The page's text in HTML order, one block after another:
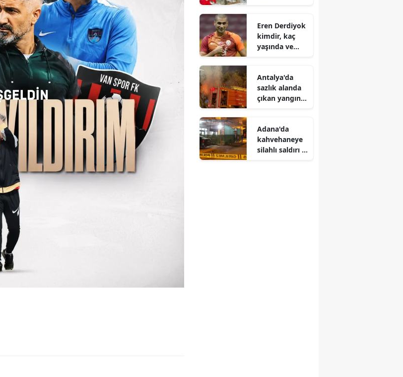
Kars
Kastamonu
Kayseri
Kırklareli
Kırşehir
Kocaeli
Konya
Kütahya
Malatya
Manisa
Kahramanmaraş
Mardin
Muğla
Muş
Eren Derdiyok
kimdir, kaç
yaşında ve
oynadı?
Antalya'da
sazlık alanda
çıkan yangın
Adana'da
kahvehaneye
silahlı saldırı :